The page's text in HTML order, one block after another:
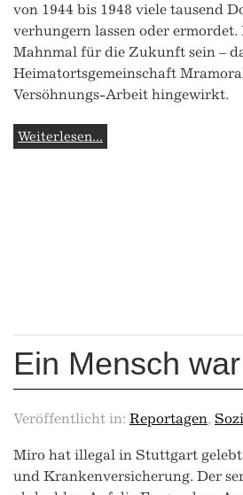
von 1944 bis 1948 viele tausend
verhungern lassen oder
Mahnmal für die Zukunft sein –
Heimatortsgemeinschaft
Versöhnungs-Arbeit hingewirkt.
Weiterlesen...
Ein Mensch
Veröffentlicht in: Reportagen,
Miro hat illegal in Stuttgart gelebt
und Krankenversicherung. Der